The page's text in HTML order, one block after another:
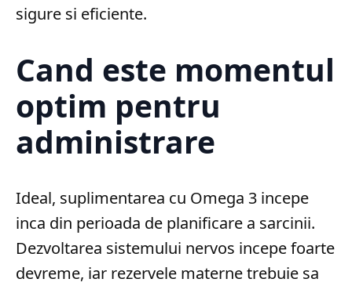
sigure si eficiente.
Cand este momentul
optim pentru
administrare
Ideal, suplimentarea cu Omega 3 incepe
inca din perioada de planificare a sarcinii.
Dezvoltarea sistemului nervos incepe foarte
devreme, iar rezervele materne trebuie sa